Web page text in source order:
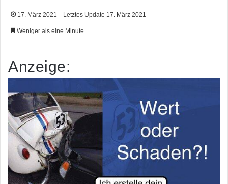
17. März 2021 Letztes Update 17. März 2021
Weniger als eine Minute
Anzeige: